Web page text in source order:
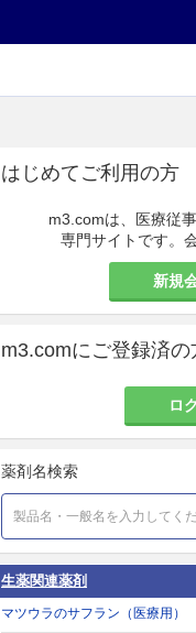
はじめてご利用の方
m3.comは、医療従
専門サイトです。
新規
m3.comにご登録済の
ロ
薬剤名検索
生薬関連薬剤
マツウラのサフラン（医療用）